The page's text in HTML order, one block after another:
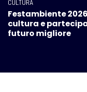
CULTURA
Festambiente
cultura e
futuro migliore